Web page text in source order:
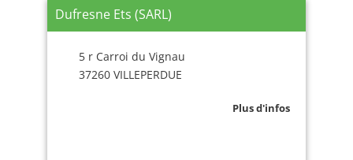
Dufresne Ets (SARL)
5 r Carroi du Vignau
37260 VILLEPERDUE
Plus d'infos